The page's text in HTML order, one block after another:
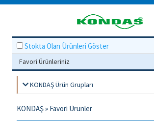
Stokta Olan Ürünleri Göster
Favori Ürünleriniz
KONDAŞ Ürün Grupları
KONDAŞ» Favori Ürünler